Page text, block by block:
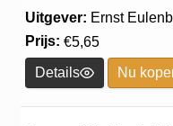
Uitgever: Ernst
Prijs: €5,65
Details
Nu